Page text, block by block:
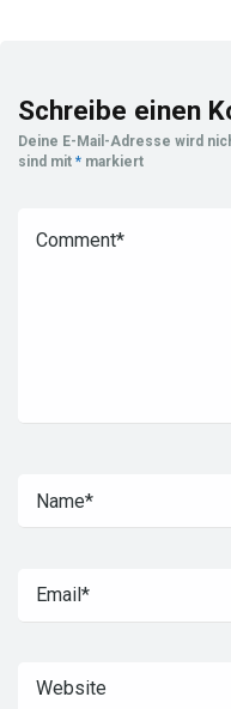
Schreibe einen
Deine E-Mail-Adresse wird
sind mit * markiert